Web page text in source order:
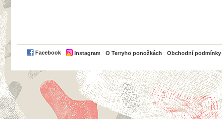
Facebook Instagram O Terryho ponožkách Obchodní podmínky
PayPal